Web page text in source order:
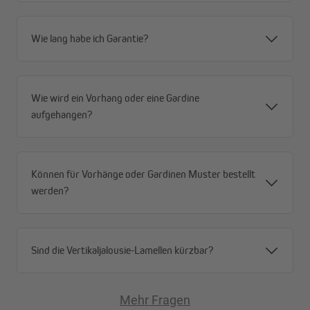
Wie lang habe ich Garantie?
Wie wird ein Vorhang oder eine Gardine
aufgehangen?
Können für Vorhänge oder Gardinen Muster bestellt
werden?
Sind die Vertikaljalousie-Lamellen kürzbar?
Mehr Fragen